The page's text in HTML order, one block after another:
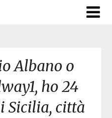
Albano o
ho 24
Sicilia, città